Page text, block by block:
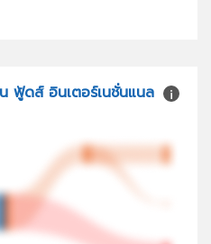
ฟู้ดส์ อินเตอร์เนชั่นแนล